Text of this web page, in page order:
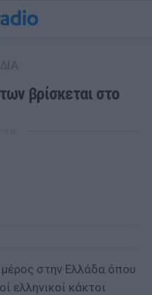
βρίσκεται στο
στην Ελλάδα όπου
ελληνικοί κάκτοι